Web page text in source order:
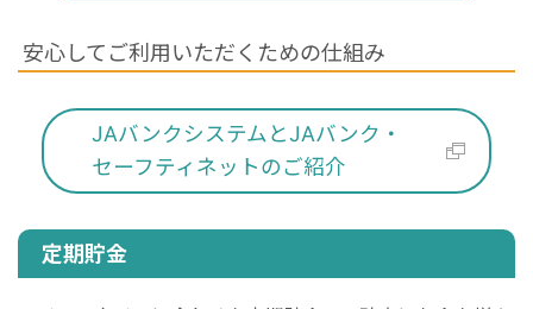
安心してご利用いただくための仕組み
JAバンクシステムとJAバンク・
セーフティネットのご紹介
定期貯金